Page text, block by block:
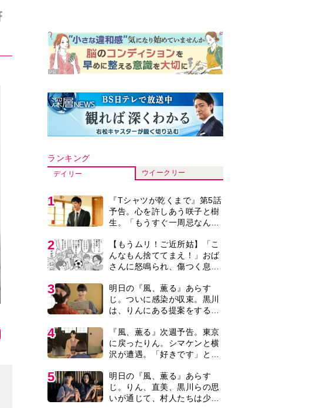
2
んなもん捨ててまえ！」おば
さんに怒鳴られ、傷つく息
子。私たちが取った行動は…
【第3話】
3
明日の『風、薫る』あらす
は、りんにある提案をする＜
ネタバレあり＞
4
『風、薫る』次週予告。東京
に戻ったりん。シマケンと横
沢が遭遇。「好きです」と告
5
じ。りん、直美、黒川らの思
いが通じて、村人たちは少し
バレあり＞
6
演歌歌手・市川由紀乃「更年
期かと思ったら〈卵巣がん〉
だった。９ヵ月の闘病を経て
紙を今も支えに」【2026上半
期BEST】
7
【もうムリ！ご近所姑】勝手
に自宅の庭へ入ってくるおば
さん。善意がどんどんエスカ
8
【もうムリ！ご近所姑】「今
日はどこ行くん？」出かける
度に聞いてくる近所のおばさ
まり…【第1話】
9
＜3人って誰のこと？＞『Tシ
ャツが乾くまで』水族館で咲
子が放った〈何気ない一言〉
線？」「子どもの話だと…」
10
『風、薫る』主演の見上愛
「りんは恋愛に鈍感。やっと
自分の気持ちを自覚するよう